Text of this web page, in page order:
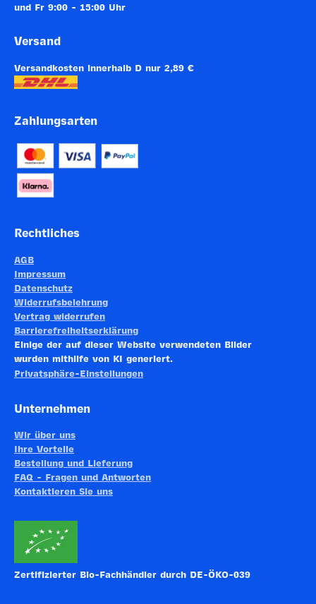
und Fr 9:00 - 15:00 Uhr
Versand
Versandkosten innerhalb D nur 2,89 €
Zahlungsarten
Rechtliches
AGB
Impressum
Datenschutz
Widerrufsbelehrung
Vertrag widerrufen
Barrierefreiheitserklärung
Einige der auf dieser Website verwendeten Bilder
wurden mithilfe von KI generiert.
Privatsphäre-Einstellungen
Unternehmen
Wir über uns
Ihre Vorteile
Bestellung und Lieferung
FAQ - Fragen und Antworten
Kontaktieren Sie uns
Zertifizierter Bio-Fachhändler durch DE-ÖKO-039